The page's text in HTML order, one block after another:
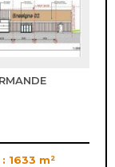
1633 m²